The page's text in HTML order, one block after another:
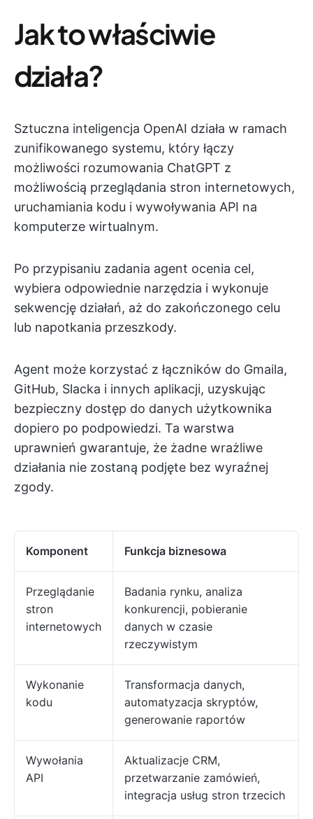
Jak to właściwie
działa?
Sztuczna inteligencja OpenAI działa w ramach
zunifikowanego systemu, który łączy
możliwości rozumowania ChatGPT z
możliwością przeglądania stron internetowych,
uruchamiania kodu i wywoływania API na
komputerze wirtualnym.
Po przypisaniu zadania agent ocenia cel,
wybiera odpowiednie narzędzia i wykonuje
sekwencję działań, aż do zakończonego celu
lub napotkania przeszkody.
Agent może korzystać z łączników do Gmaila,
GitHub, Slacka i innych aplikacji, uzyskując
bezpieczny dostęp do danych użytkownika
dopiero po podpowiedzi. Ta warstwa
uprawnień gwarantuje, że żadne wrażliwe
działania nie zostaną podjęte bez wyraźnej
zgody.
Komponent Funkcja biznesowa
Przeglądanie
stron
internetowych
Badania rynku, analiza
konkurencji, pobieranie
danych w czasie
rzeczywistym
Wykonanie
kodu
Transformacja danych,
automatyzacja skryptów,
generowanie raportów
Wywołania
API
Aktualizacje CRM,
przetwarzanie zamówień,
integracja usług stron trzecich